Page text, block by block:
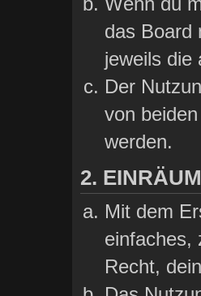
das Board
jeweils die
Der
von
werden.
2.
Mit dem
einfaches,
Recht,